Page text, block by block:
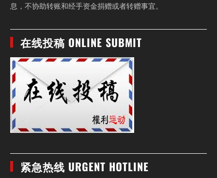
息，不协助转账和经手资金捐赠或者转赠事宜。
在线投稿 ONLINE SUBMIT
紧急热线 URGENT HOTLINE